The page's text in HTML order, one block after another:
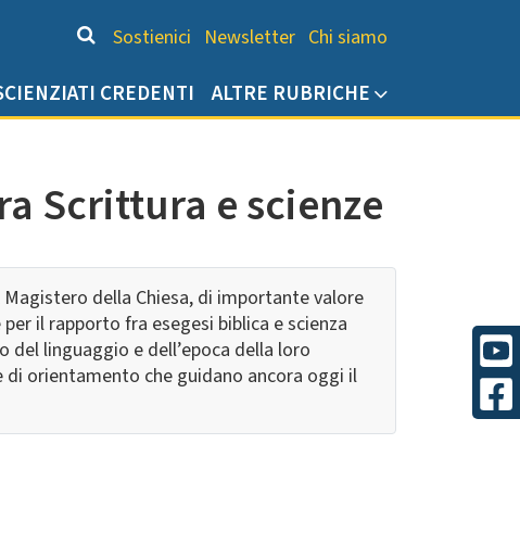
Chi siamo
Sostienici Newsletter Chi siamo
CREDENTI ALTRE RUBRICHE
Scrittura e scienze
della Chiesa, di importante valore
il rapporto fra esegesi biblica e scienza
linguaggio e dell’epoca della loro
orientamento che guidano ancora oggi il